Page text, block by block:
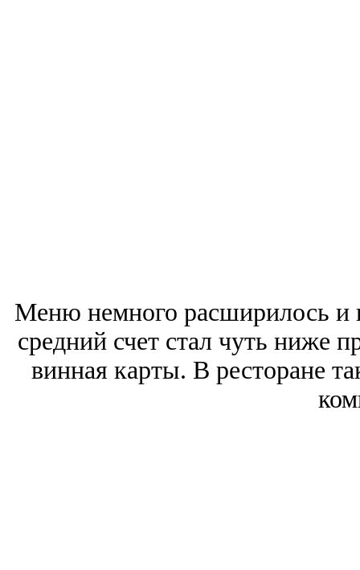
Меню немного расширилось и
средний счет стал чуть ниже
винная карты. В ресторане